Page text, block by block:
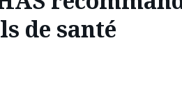
de santé